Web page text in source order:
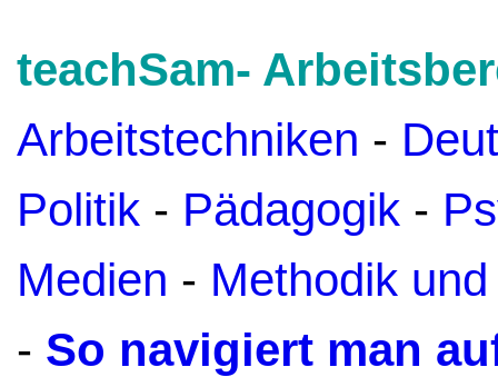
teachSam-
Arbeitstechniken -
Politik - Pädagogik -
Medien - Methodik
- So navigiert man